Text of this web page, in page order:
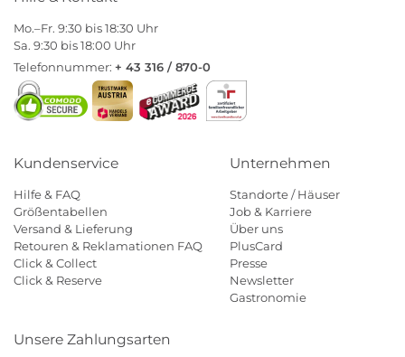
Mo.–Fr. 9:30 bis 18:30 Uhr
Sa. 9:30 bis 18:00 Uhr
Telefonnummer: + 43 316 / 870-0
Kundenservice
Hilfe & FAQ
Größentabellen
Versand & Lieferung
Retouren & Reklamationen FAQ
Click & Collect
Click & Reserve
Unternehmen
Standorte / Häuser
Job & Karriere
Über uns
PlusCard
Presse
Newsletter
Gastronomie
Unsere Zahlungsarten